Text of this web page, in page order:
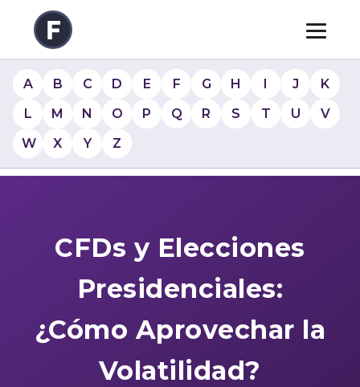
A B C D E F G H I J
K
L
M N O P Q R S T U
V
W
X Y Z
CFDs y Elecciones
Presidenciales:
¿Cómo Aprovechar la
Volatilidad?